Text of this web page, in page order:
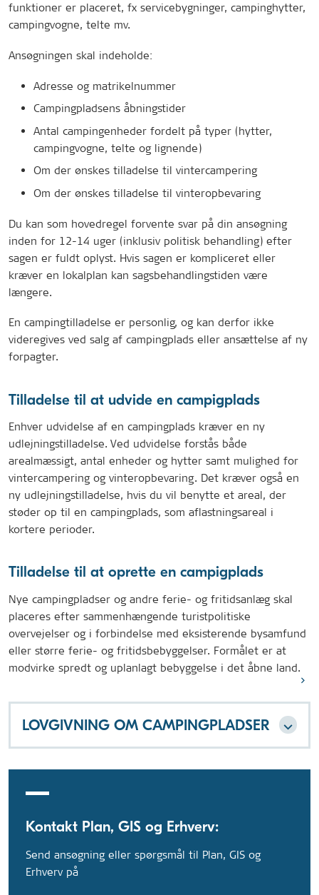
funktioner er placeret, fx servicebygninger, campinghytter,
campingvogne, telte mv.
Ansøgningen skal indeholde:
Adresse og matrikelnummer
Campingpladsens åbningstider
Antal campingenheder fordelt på typer (hytter,
campingvogne, telte og lignende)
Om der ønskes tilladelse til vintercampering
Om der ønskes tilladelse til vinteropbevaring
Du kan som hovedregel forvente svar på din ansøgning
inden for 12-14 uger (inklusiv politisk behandling) efter
sagen er fuldt oplyst. Hvis sagen er kompliceret eller
kræver en lokalplan kan sagsbehandlingstiden være
længere.
En campingtilladelse er personlig, og kan derfor ikke
videregives ved salg af campingplads eller ansættelse af ny
forpagter.
Tilladelse til at udvide en campigplads
Enhver udvidelse af en campingplads kræver en ny
udlejningstilladelse. Ved udvidelse forstås både
arealmæssigt, antal enheder og hytter samt mulighed for
vintercampering og vinteropbevaring. Det kræver også en
ny udlejningstilladelse, hvis du vil benytte et areal, der
støder op til en campingplads, som aflastningsareal i
kortere perioder.
Tilladelse til at oprette en campigplads
Nye campingpladser og andre ferie- og fritidsanlæg skal
placeres efter sammenhængende turistpolitiske
overvejelser og i forbindelse med eksisterende bysamfund
eller større ferie- og fritidsbebyggelser. Formålet er at
modvirke spredt og uplanlagt bebyggelse i det åbne land.
LOVGIVNING OM CAMPINGPLADSER
Kontakt Plan, GIS og Erhverv:
Send ansøgning eller spørgsmål til Plan, GIS og
Erhverv på